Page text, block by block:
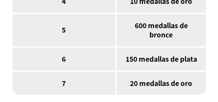
5
600 medallas de
bronce
6 150 medallas de plata
7 20 medallas de oro